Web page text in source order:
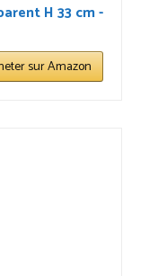
H 33 cm -
sur Amazon